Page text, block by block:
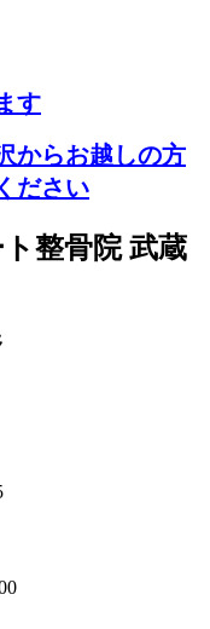
す
からお越しの方
ださい
整骨院 武蔵